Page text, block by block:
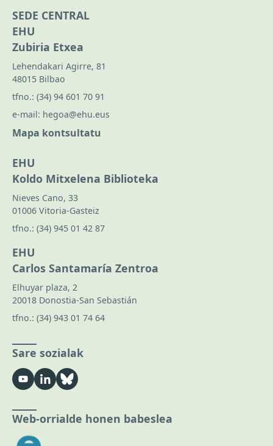
SEDE CENTRAL
EHU
Zubiria Etxea
Lehendakari Agirre, 81
48015 Bilbao
tfno.: (34) 94 601 70 91
e-mail: hegoa@ehu.eus
Mapa kontsultatu
EHU
Koldo Mitxelena Biblioteka
Nieves Cano, 33
01006 Vitoria-Gasteiz
tfno.: (34) 945 01 42 87
EHU
Carlos Santamaría Zentroa
Elhuyar plaza, 2
20018 Donostia-San Sebastián
tfno.: (34) 943 01 74 64
Sare sozialak
Web-orrialde honen babeslea